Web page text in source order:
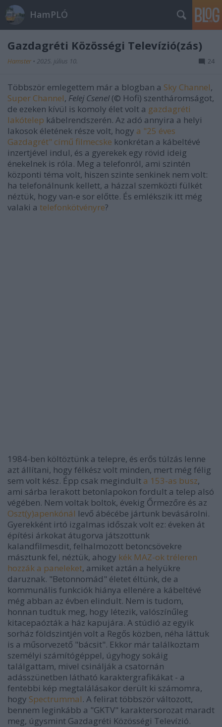
HamPLÓ
Gazdagréti Közösségi Televízió(zás)
Hamster • 2025. július 10. 24
Többször emlegettem már a blogban a Sky Channel,
Super Channel, Felej Csenel(© Hofi) szentháromságot,
de ezeken kívül is komoly élet volt a gazdagréti
lakótelep kábelrendszerén. Az adó annyira a helyi
lakosok életének része volt, hogy a "25 éves
Gazdagrét" című filmecske konkrétan a kábeltévé
inzertjével indul, és a gyerekek egy rövid ideig
énekelnek is róla. Meg a telefonról, ami szintén
központi téma volt, hiszen szinte senkinek nem volt:
ha telefonálnunk kellett, a házzal szemközti fülkét
néztük, hogy van-e sor előtte. És emlékszik itt még
valaki a telefonkötvényre?
1984-ben költöztünk a telepre, és erős túlzás lenne
azt állítani, hogy félkész volt minden, mert még félig
sem volt kész. Épp csak megindult a 153-as busz,
ami sárba lerakott betonlapokon fordult a telep alsó
végében. Nem voltak boltok, évekig Őrmezőre és az
Oszt(y)apenkónál levő ábécébe jártunk bevásárolni.
Gyerekként irtó izgalmas időszak volt ez: éveken át
építési árkokat átugorva játszottunk
kalandfilmesdit, felhalmozott betoncsövekre
másztunk fel, néztük, ahogy kék MAZ-ok tréleren
hozzák a paneleket, amiket aztán a helyükre
daruznak. "Betonnomád" életet éltünk, de a
kommunális funkciók hiánya ellenére a kábeltévé
még abban az évben elindult. Nem is tudom,
honnan tudtuk meg, hogy létezik, valószínűleg
kitacepaózták a ház kapujára. A stúdió az egyik
sorház földszintjén volt a Regős közben, néha láttuk
is a műsorvezető "bácsit". Ekkor már találkoztam
személyi számítógéppel, úgyhogy sokáig
találgattam, mivel csinálják a csatornán
adásszünetben látható karaktergrafikákat - a
fentebbi kép megtalálásakor derült ki számomra,
hogy Spectrummal. A felirat többször változott,
bennem leginkább a "GKTV" karaktersorozat maradt
meg, úgysmint Gazdagréti Közösségi Televízió.